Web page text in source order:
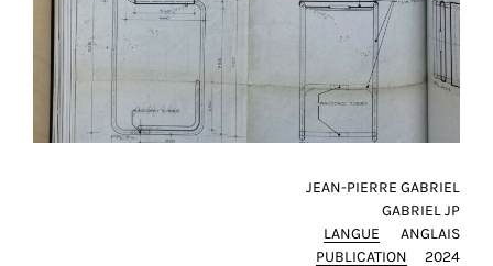
JEAN-PIERRE GABRIEL
GABRIEL JP
LANGUE
ANGLAIS
PUBLICATION
2024